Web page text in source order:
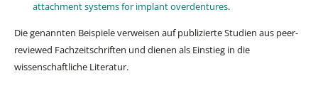
attachment systems for implant overdentures.
Die genannten Beispiele verweisen auf publizierte Studien aus peer-
reviewed Fachzeitschriften und dienen als Einstieg in die
wissenschaftliche Literatur.